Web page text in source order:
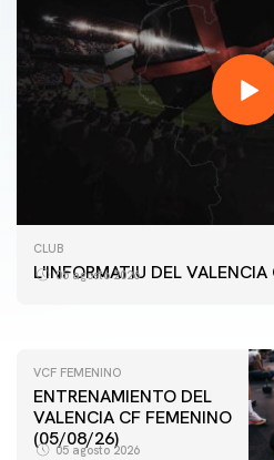
CLUB
L'INFORMATIU DEL
05 agosto 2026
PRIMER EQUIPO
ENTRENAMIENTO MATINAL
5/8/2026
VCF FEMENINO
ENTRENAMIENTO DEL
VALENCIA CF FEMENINO
(05/08/26)
05 agosto 2026